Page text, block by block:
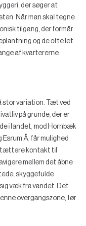
der søger at
Når man skal tegne
tilgang, der formår
og de ofte let
af kvartererne
stor variation. Tæt ved
på grunde, der er
i landet, mod Hornbæk
Å, får mulighed
tættere kontakt til
mellem det åbne
skyggefulde
væk fra vandet. Det
overgangszone, før